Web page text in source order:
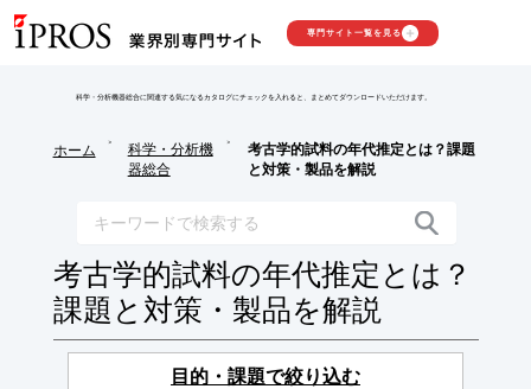
専門サイト一覧を見る
科学・分析機器総合に関連する気になるカタログにチェックを入れると、まとめてダウンロードいただけます。
ホーム
>
科学・分析機
器総合
>
考古学的試料の年代推定とは？課題
と対策・製品を解説
考古学的試料の年代推定とは？
課題と対策・製品を解説
目的・課題で絞り込む